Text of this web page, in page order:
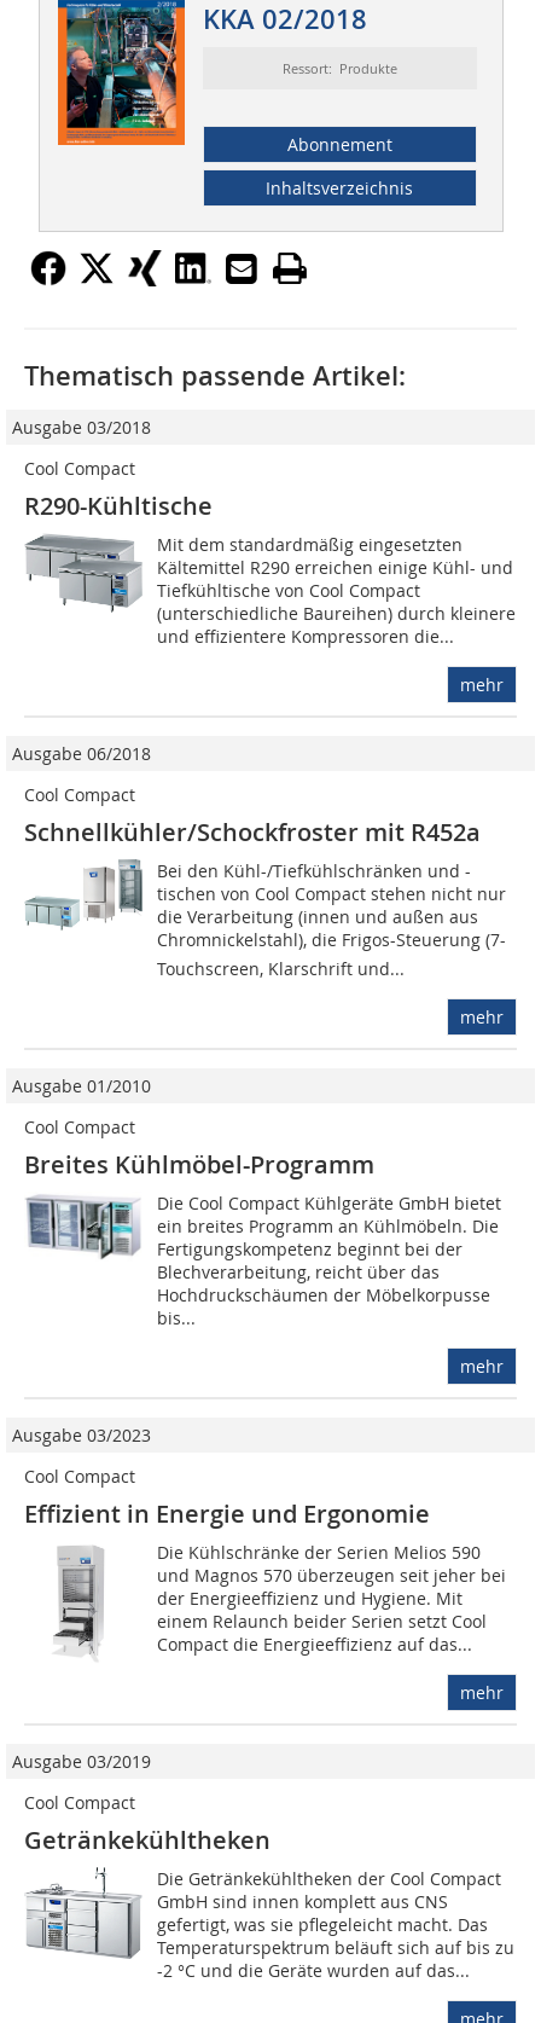
KKA 02/2018
Ressort: Produkte
Abonnement
Inhaltsverzeichnis
Thematisch passende Artikel:
Ausgabe 03/2018
Cool Compact
R290-Kühltische
Mit dem standardmäßig eingesetzten
Kältemittel R290 erreichen einige Kühl- und
Tiefkühltische von Cool Compact
(unterschiedliche Baureihen) durch kleinere
und effizientere Kompressoren die...
mehr
Ausgabe 06/2018
Cool Compact
Schnellkühler/Schockfroster mit R452a
Bei den Kühl-/Tiefkühlschränken und -
tischen von Cool Compact stehen nicht nur
die Verarbeitung (innen und außen aus
Chromnickelstahl), die Frigos-Steuerung (7-
Touchscreen, Klarschrift und...
mehr
Ausgabe 01/2010
Cool Compact
Breites Kühlmöbel-Programm
Die Cool Compact Kühlgeräte GmbH bietet
ein breites Programm an Kühlmöbeln. Die
Fertigungskompetenz beginnt bei der
Blechverarbeitung, reicht über das
Hochdruckschäumen der Möbelkorpusse
bis...
mehr
Ausgabe 03/2023
Cool Compact
Effizient in Energie und Ergonomie
Die Kühlschränke der Serien Melios 590
und Magnos 570 überzeugen seit jeher bei
der Energieeffizienz und Hygiene. Mit
einem Relaunch beider Serien setzt Cool
Compact die Energieeffizienz auf das...
mehr
Ausgabe 03/2019
Cool Compact
Getränkekühltheken
Die Getränkekühltheken der Cool Compact
GmbH sind innen komplett aus CNS
gefertigt, was sie pflegeleicht macht. Das
Temperaturspektrum beläuft sich auf bis zu
-2 °C und die Geräte wurden auf das...